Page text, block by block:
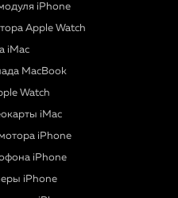
iPhone
Apple Watch
iMac
MacBook
Watch
iMac
iPhone
iPhone
iPhone